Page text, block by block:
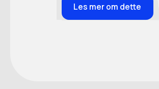
Les mer om dette